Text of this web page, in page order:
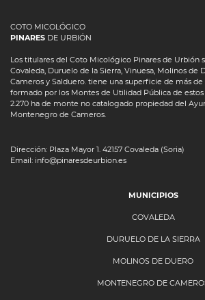
COTO MICOLÓGICO
PINARES DE URBIÓN
Los titulares del Coto Micológico Pinares de Urbión
Covaleda, Duruelo de la Sierra, Vinuesa, Molinos de
Cameros y Salduero. tiene una superficie de más de
formado por los Montes de Utilidad Pública de
2.270 ha de monte no catalogado propiedad del
Montenegro de Cameros.
Dirección: Plaza Mayor 1. 42157 Covaleda (Soria)
Email: info@pinaresdeurbion.es
MUNICIPIOS
COVALEDA
DURUELO DE LA SIERRA
MOLINOS DE DUERO
MONTENEGRO DE